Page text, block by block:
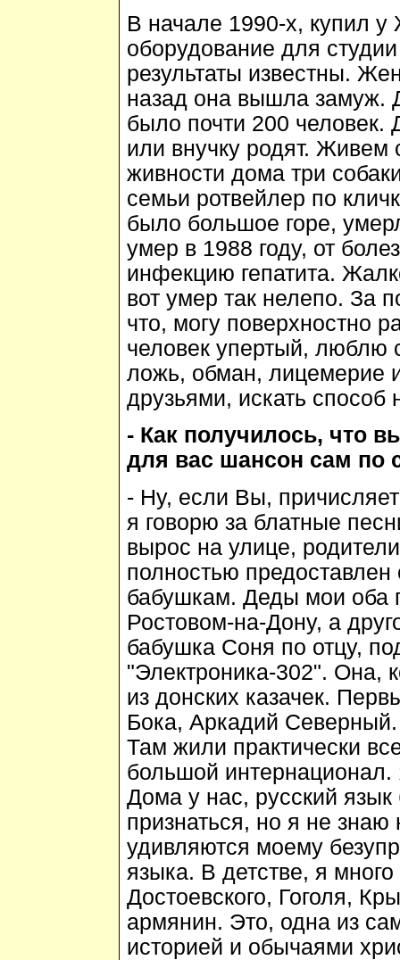
В начале 1990-х, купил
оборудование для
результаты известны.
назад она вышла замуж.
было почти 200 человек.
или внучку родят.
живности дома три
семьи ротвейлер по
было большое горе,
умер в 1988 году, от
инфекцию гепатита.
вот умер так нелепо. За
что, могу поверхностно
человек упертый, люблю
ложь, обман, лицемерие
друзьями, искать способ
- Как получилось, что
для вас шансон сам по
- Ну, если Вы,
я говорю за блатные
вырос на улице,
полностью
бабушкам. Деды мои оба
Ростовом-на-Дону, а
бабушка Соня по отцу,
"Электроника-302". Она,
из донских казачек.
Бока, Аркадий
Там жили практически
большой
Дома у нас, русский
признаться, но я не
удивляются моему
языка. В детстве, я
Достоевского, Гоголя,
армянин. Это, одна из
историей и обычаями